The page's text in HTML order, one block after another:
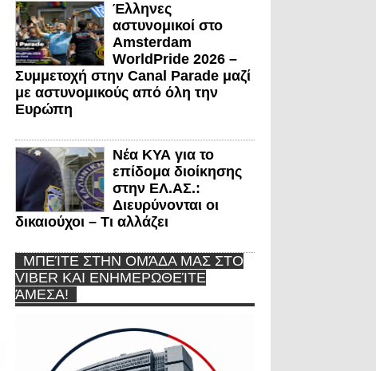
Έλληνες
αστυνομικοί στο
Amsterdam
WorldPride 2026 –
Συμμετοχή στην Canal Parade μαζί
με αστυνομικούς από όλη την
Ευρώπη
Νέα ΚΥΑ για το
επίδομα διοίκησης
στην ΕΛ.ΑΣ.:
Διευρύνονται οι
δικαιούχοι – Τι αλλάζει
ΜΠΕΊΤΕ ΣΤΗΝ ΟΜΆΔΑ ΜΑΣ ΣΤΟ
VIBER ΚΑΙ ΕΝΗΜΕΡΩΘΕΊΤΕ
ΆΜΕΣΑ!